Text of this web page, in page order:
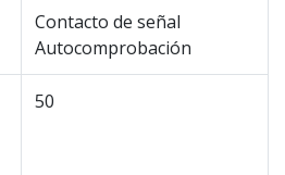
Contacto de señal
Autocomprobación
50